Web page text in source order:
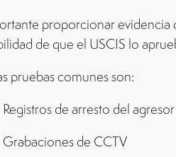
proporcionar evidencia
de que el USCIS lo
pruebas comunes son:
Registros de arresto del agresor
Grabaciones de CCTV